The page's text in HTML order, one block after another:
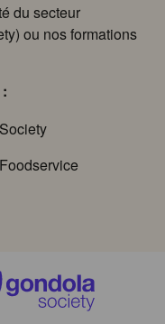
du secteur
ou nos formations
Society
Foodservice